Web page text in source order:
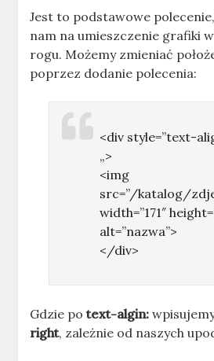
Jest to podstawowe
nam na umieszczenie grafiki
rogu. Możemy zmieniać
poprzez dodanie polecenia:
<div style=”text-
„>
<img
src=”/katalog/
width=”171″
alt=”nazwa”>
</div>
Gdzie potext-algin:
right, zależnie od naszych